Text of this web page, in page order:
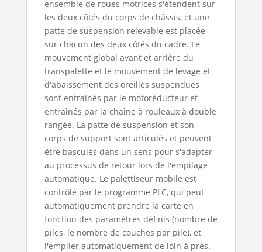
ensemble de roues motrices s'étendent sur
les deux côtés du corps de châssis, et une
patte de suspension relevable est placée
sur chacun des deux côtés du cadre. Le
mouvement global avant et arrière du
transpalette et le mouvement de levage et
d'abaissement des oreilles suspendues
sont entraînés par le motoréducteur et
entraînés par la chaîne à rouleaux à double
rangée. La patte de suspension et son
corps de support sont articulés et peuvent
être basculés dans un sens pour s'adapter
au processus de retour lors de l'empilage
automatique. Le palettiseur mobile est
contrôlé par le programme PLC, qui peut
automatiquement prendre la carte en
fonction des paramètres définis (nombre de
piles, le nombre de couches par pile), et
l'empiler automatiquement de loin à près.